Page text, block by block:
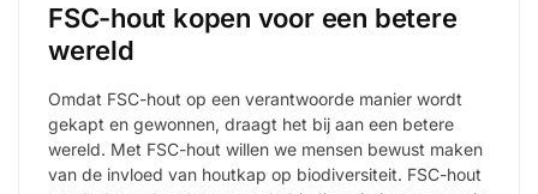
FSC-hout kopen voor een betere
wereld
Omdat FSC-hout op een verantwoorde manier wordt
gekapt en gewonnen, draagt het bij aan een betere
wereld. Met FSC-hout willen we mensen bewust maken
van de invloed van houtkap op biodiversiteit. FSC-hout